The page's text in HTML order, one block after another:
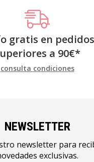
gratis en pedidos
a 90€*
consulta condiciones
NEWSLETTER
newsletter para
exclusivas.